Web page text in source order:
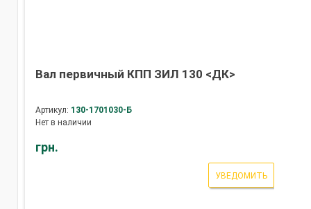
Вал первичный КПП ЗИЛ 130 <ДК>
Артикул: 130-1701030-Б
Нет в наличии
грн.
УВЕДОМИТЬ